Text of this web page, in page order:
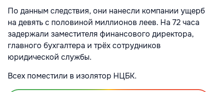
По данным следствия, они нанесли компании ущерб
на девять с половиной миллионов леев. На 72 часа
задержали заместителя финансового директора,
главного бухгалтера и трёх сотрудников
юридической службы.
Всех поместили в изолятор НЦБК.